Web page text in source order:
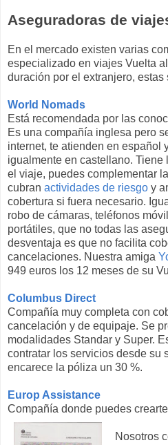
Aseguradoras de
En el mercado existen varias
especializado en viajes Vuelta
duración por el extranjero,
World Nomads
Está recomendada por las
Es una compañía inglesa pero
internet, te atienden en español
igualmente en castellano.
el viaje, puedes complementar
cubran actividades de riesgo y
cobertura si fuera necesario.
robo de cámaras, teléfonos
portátiles, que no todas las
desventaja es que no facilita
cancelaciones. Nuestra amiga
949 euros los 12 meses de su
Columbus Direct
Compañía muy completa con
cancelación y de equipaje. Se
modalidades Standar y Super.
contratar los servicios desde su
encarece la póliza un 30 %.
Europ Assistance
Compañía donde puedes
Nosotros